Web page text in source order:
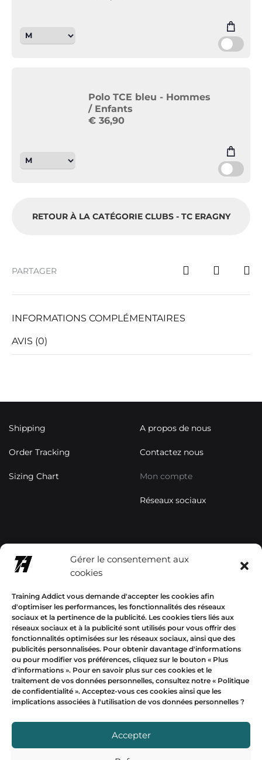
Gérer le consentement aux
cookies
Training Addict vous demande d'accepter les cookies afin
d'optimiser les performances, les fonctionnalités des réseaux
sociaux et la pertinence de la publicité. Les cookies tiers liés aux
réseaux sociaux et à la publicité sont utilisés pour vous offrir des
fonctionnalités optimisées sur les réseaux sociaux, ainsi que des
publicités personnalisées. Pour obtenir davantage d'informations
ou pour modifier vos préférences, cliquez sur le bouton « Plus
d'informations ». Pour en savoir plus sur ces cookies et le
traitement de vos données personnelles, consultez notre « Politique
de confidentialité ». Acceptez-vous ces cookies ainsi que les
implications associées à l'utilisation de vos données personnelles ?
Accepter
Polo TCE bleu - Hommes
/ Enfants
€ 36,90
RETOUR À LA CATÉGORIE CLUBS - TC ERAGNY
PARTAGER
INFORMATIONS COMPLÉMENTAIRES
AVIS (0)
Shipping
Order Tracking
Sizing Chart
A propos de nous
Contactez nous
Mon compte
Réseaux sociaux
contact@trainingaddictsho
p.com
+33678577358
Mon compte
Devise EUR
EUR